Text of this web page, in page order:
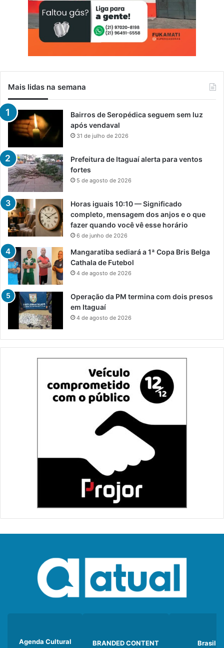
Mais lidas na semana
Bairros de Seropédica seguem sem luz
após vendaval
31 de julho de 2026
Prefeitura de Itaguaí alerta para ventos
fortes
5 de agosto de 2026
Horas iguais 10:10 — Significado
completo, mensagem dos anjos e o que
fazer quando você vê esse horário
6 de junho de 2026
Mangaratiba sediará a 1ª Copa Bris Belga
Cathala de Futebol
4 de agosto de 2026
Operação da PM termina com dois presos
em Itaguaí
4 de agosto de 2026
Agenda Cultural BRANDED CONTENT Brasil